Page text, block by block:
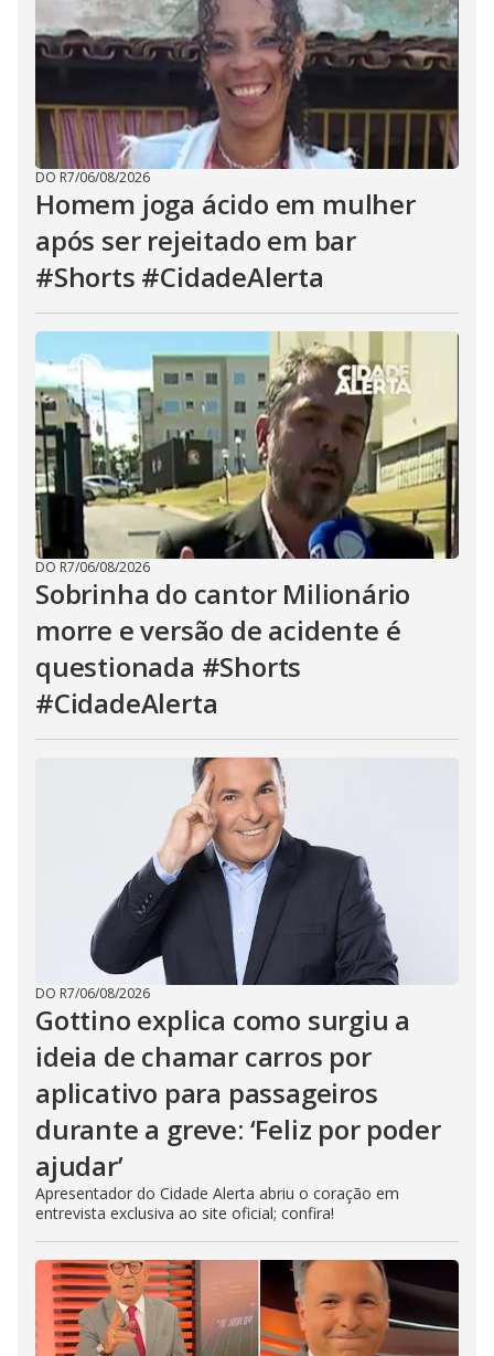
DO R7/06/08/2026
Homem joga ácido em mulher
após ser rejeitado em bar
#Shorts #CidadeAlerta
DO R7/06/08/2026
Sobrinha do cantor Milionário
morre e versão de acidente é
questionada #Shorts
#CidadeAlerta
DO R7/06/08/2026
Gottino explica como surgiu a
ideia de chamar carros por
aplicativo para passageiros
durante a greve: ‘Feliz por poder
ajudar’
Apresentador do Cidade Alerta abriu o coração em
entrevista exclusiva ao site oficial; confira!